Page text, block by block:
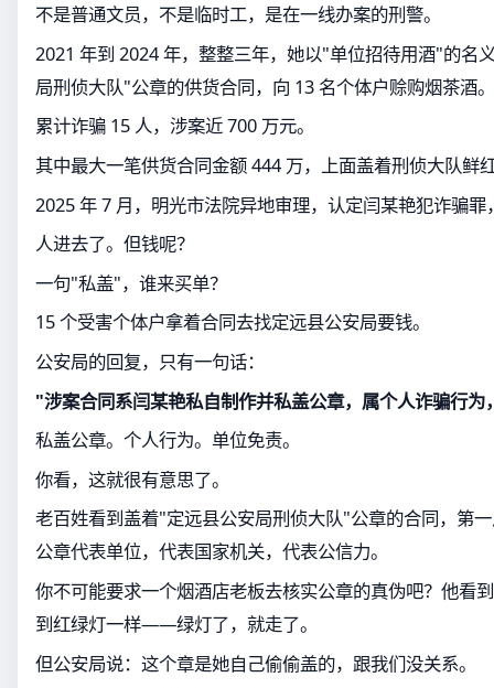
不是普通文员，不是临时工，是在一线办案的刑警。
2021 年到 2024 年，整整三年，她以"单位招待用酒"的名
局刑侦大队"公章的供货合同，向 13 名个体户赊购烟茶酒。
累计诈骗 15 人，涉案近 700 万元。
其中最大一笔供货合同金额 444 万，上面盖着刑侦大队鲜
2025 年 7 月，明光市法院异地审理，认定闫某艳犯诈骗
人进去了。但钱呢？
一句"私盖"，谁来买单？
15 个受害个体户拿着合同去找定远县公安局要钱。
公安局的回复，只有一句话：
"涉案合同系闫某艳私自制作并私盖公章，属个人诈骗行
私盖公章。个人行为。单位免责。
你看，这就很有意思了。
老百姓看到盖着"定远县公安局刑侦大队"公章的合同，第
公章代表单位，代表国家机关，代表公信力。
你不可能要求一个烟酒店老板去核实公章的真伪吧？他看
到红绿灯一样——绿灯了，就走了。
但公安局说：这个章是她自己偷偷盖的，跟我们没关系。